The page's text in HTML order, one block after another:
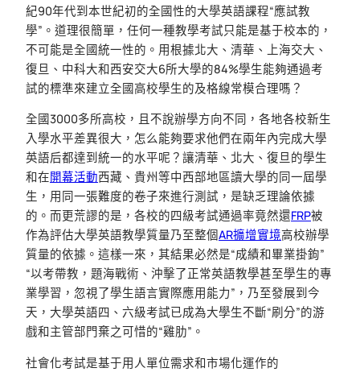
紀90年代到本世紀初的全國性的大學英語課程“應試教
學”。道理很簡單，任何一種教學考試只能是基于校本的，
不可能是全國統一性的。用根據北大、清華、上海交大、
復旦、中科大和西安交大6所大學的84%學生能夠通過考
試的標準來建立全國高校學生的及格線常模合理嗎？
全國3000多所高校，且不說辦學方向不同，各地各校新生
入學水平差異很大，怎么能夠要求他們在兩年內完成大學
英語后都達到統一的水平呢？讓清華、北大、復旦的學生
和在開幕活動西藏、貴州等中西部地區讀大學的同一屆學
生，用同一張難度的卷子來進行測試，是缺乏理論依據
的。而更荒謬的是，各校的四級考試通過率竟然還FRP被
作為評估大學英語教學質量乃至整個AR擴增實境高校辦學
質量的依據。這樣一來，其結果必然是“成績和畢業掛鉤”
“以考帶教，題海戰術、沖擊了正常英語教學甚至學生的專
業學習，忽視了學生語言實際應用能力”，乃至發展到今
天，大學英語四、六級考試已成為大學生不斷“刷分”的游
戲和主管部門棄之可惜的“雞肋”。
社會化考試是基于用人單位需求和市場化運作的